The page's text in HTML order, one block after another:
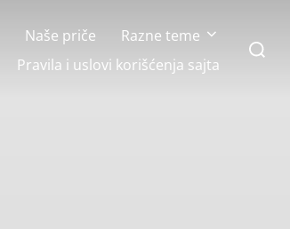
Naše priče
Razne teme
Pravila i uslovi korišćenja sajta
Search